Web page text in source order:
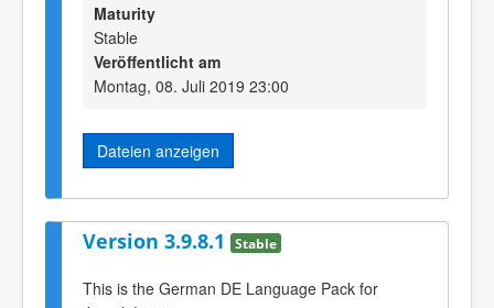
Maturity
Stable
Veröffentlicht am
Montag, 08. Juli 2019 23:00
Dateien anzeigen
Version 3.9.8.1 Stable
This is the German DE Language Pack for